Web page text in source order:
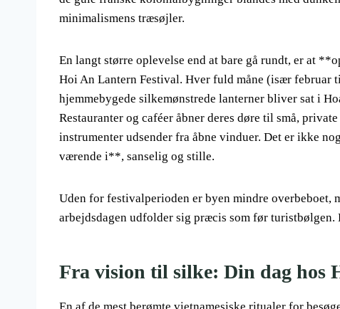
minimalismens træsøjler.
En langt større oplevelse end at bare gå rundt, er at
Hoi An Lantern Festival. Hver fuld måne (især februar
hjemmebygede silkemønstrede lanterner bliver sat i
Restauranter og caféer åbner deres døre til små,
instrumenter udsender fra åbne vinduer. Det er ikke
værende i**, sanselig og stille.
Uden for festivalperioden er byen mindre overbeboet,
arbejdsdagen udfolder sig præcis som før turistbølgen.
Fra vision til silke: Din dag hos